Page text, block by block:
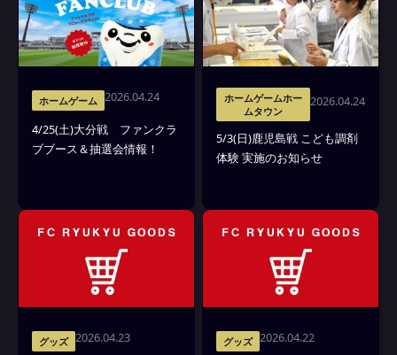
ホームゲーム 2026.04.24
4/25(土)大分戦 ファンクラ
ブブース＆抽選会情報！
ホームゲームホー
ムタウン
2026.04.24
5/3(日)鹿児島戦 こども調剤
体験 実施のお知らせ
グッズ 2026.04.23 グッズ 2026.04.22